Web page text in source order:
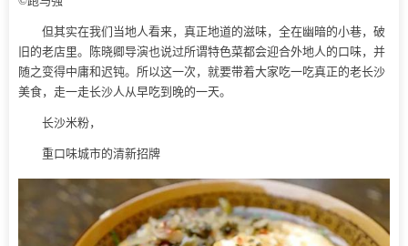
但其实在我们当地人看来，真正地道的滋味，全在幽暗的小巷，破
旧的老店里。陈晓卿导演也说过所谓特色菜都会迎合外地人的口味，并
随之变得中庸和迟钝。所以这一次，就要带着大家吃一吃真正的老长沙
美食，走一走长沙人从早吃到晚的一天。
长沙米粉，
重口味城市的清新招牌